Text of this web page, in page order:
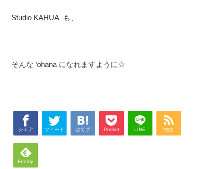
Studio KAHUA も、
そんな ‘ohana になれますように☆
シェア ツィート はてブ Pocket LINE RSS
Feedly